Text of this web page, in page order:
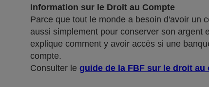
Information sur le Droit au Compte
Parce que tout le monde a besoin d'avoir
aussi simplement pour conserver son argent
explique comment y avoir accès si une
compte.
Consulter le guide de la FBF sur le droit au